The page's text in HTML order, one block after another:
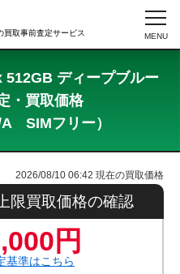
買取事前査定サービス
ディープブルー
・買取価格
A SIMフリー）
2026/08/10 06:42 現在の買取価格
限買取価格の確認
円
基準はこちら